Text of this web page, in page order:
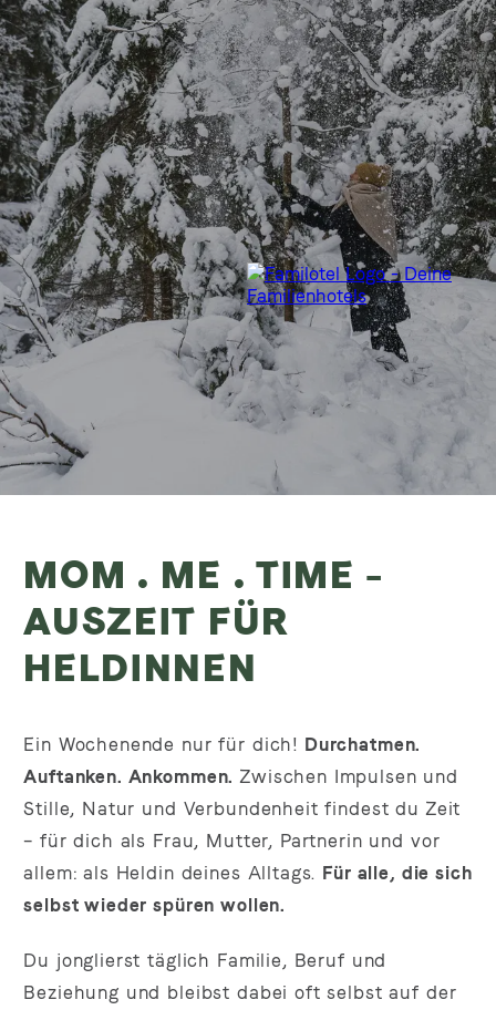
MOM . ME . TIME –
AUSZEIT FÜR
HELDINNEN
Ein Wochenende nur für dich! Durchatmen.
Auftanken. Ankommen. Zwischen Impulsen und
Stille, Natur und Verbundenheit findest du Zeit
– für dich als Frau, Mutter, Partnerin und vor
allem: als Heldin deines Alltags. Für alle, die sich
selbst wieder spüren wollen.
Du jonglierst täglich Familie, Beruf und
Beziehung und bleibst dabei oft selbst auf der